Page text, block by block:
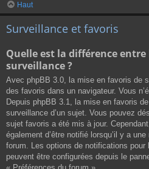
Haut
Surveillance et favoris
Quelle est la différence
surveillance ?
Avec phpBB 3.0, la mise en favoris de
des favoris dans un navigateur. Vous
Depuis phpBB 3.1, la mise en favoris
surveillance d’un sujet. Vous pouvez
sujet favoris a été mis à jour.
également d’être notifié lorsqu’il y a
forum. Les options de notifications
peuvent être configurées depuis le